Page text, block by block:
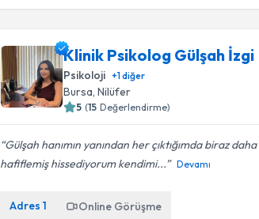
Klinik Psikolog Gülşah İzgi
Psikoloji +1diğer
Bursa , Nilüfer
5 (15 Değerlendirme)
Gülşah hanımın yanından her çıktığımda biraz daha
hafiflemiş hissediyorum kendimi...
Devamı
Adres1 Online Görüşme